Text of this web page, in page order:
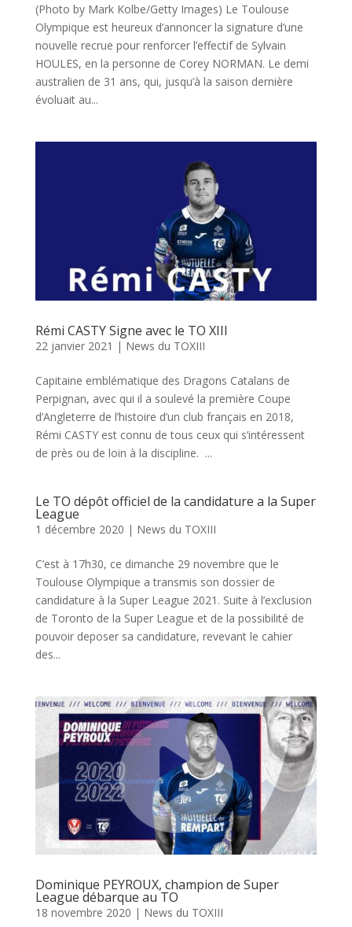
(Photo by Mark Kolbe/Getty Images) Le Toulouse
Olympique est heureux d’annoncer la signature d’une
nouvelle recrue pour renforcer l’effectif de Sylvain
HOULES, en la personne de Corey NORMAN. Le demi
australien de 31 ans, qui, jusqu’à la saison dernière
évoluait au...
Rémi CASTY Signe avec le TO XIII
22 janvier 2021 | News du TOXIII
Capitaine emblématique des Dragons Catalans de
Perpignan, avec qui il a soulevé la première Coupe
d’Angleterre de l’histoire d’un club français en 2018,
Rémi CASTY est connu de tous ceux qui s’intéressent
de près ou de loin à la discipline. ...
Le TO dépôt officiel de la candidature a la Super
League
1 décembre 2020 | News du TOXIII
C’est à 17h30, ce dimanche 29 novembre que le
Toulouse Olympique a transmis son dossier de
candidature à la Super League 2021. Suite à l’exclusion
de Toronto de la Super League et de la possibilité de
pouvoir deposer sa candidature, revevant le cahier
des...
Dominique PEYROUX, champion de Super
League débarque au TO
18 novembre 2020 | News du TOXIII